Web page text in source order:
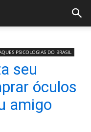
PSICOLOGIAS DO BRASIL
seu
óculos
amigo